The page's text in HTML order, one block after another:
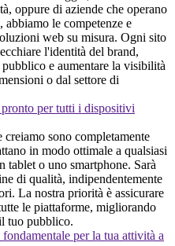
oppure di aziende che operano
le competenze e
web su misura. Ogni sito
l'identità del brand,
e aumentare la visibilità
o dal settore di
per tutti i dispositivi
sono completamente
in modo ottimale a qualsiasi
tablet o uno smartphone. Sarà
di qualità, indipendentemente
La nostra priorità è assicurare
le piattaforme, migliorando
tuo pubblico.
per la tua attività a